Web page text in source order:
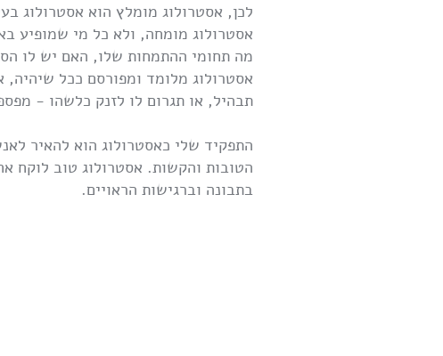
לכן, אסטרולוג מומלץ הוא אסטרולוג
אסטרולוג מומחה, ולא כל מי שמופיע
מה תחומי ההתמחות שלו, האם יש לו
אסטרולוג מלומד ומפורסם ככל
תבהיל, או תגרום לו לזנק כלשהו -
התפקיד שלי כאסטרולוג הוא להאיר
הטובות והקשות. אסטרולוג טוב לוקח
בתבונה וברגישות הראויים.